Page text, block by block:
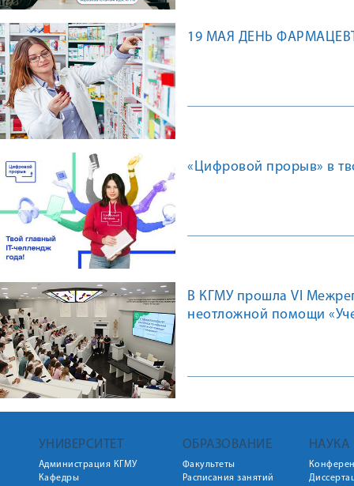
19 МАЯ ДЕНЬ
«Цифровой прорыв» в
В КГМУ прошла VI
неотложной помощи
УНИВЕРСИТЕТ
Администрация КГМУ
Кафедры
ОБРАЗОВАНИЕ
Факультеты
Расписания занятий
НАУКА